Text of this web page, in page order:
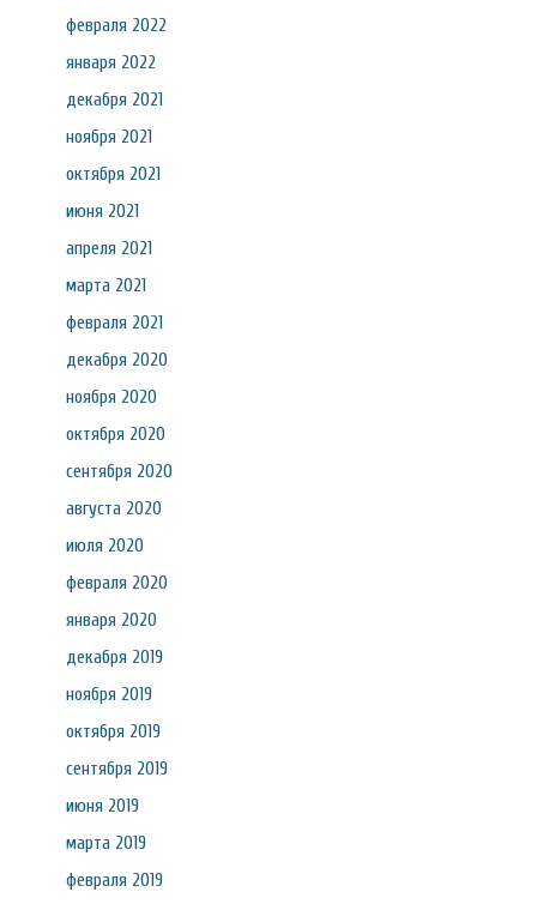
февраля 2022
января 2022
декабря 2021
ноября 2021
октября 2021
июня 2021
апреля 2021
марта 2021
февраля 2021
декабря 2020
ноября 2020
октября 2020
сентября 2020
августа 2020
июля 2020
февраля 2020
января 2020
декабря 2019
ноября 2019
октября 2019
сентября 2019
июня 2019
марта 2019
февраля 2019